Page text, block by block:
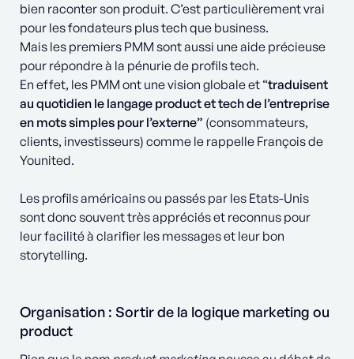
bien raconter son produit. C’est particulièrement vrai
pour les fondateurs plus tech que business.
Mais les premiers PMM sont aussi une aide précieuse
pour répondre à la pénurie de profils tech.
En effet, les PMM ont une vision globale et “traduisent
au quotidien le langage product et tech de l’entreprise
en mots simples pour l’externe” (consommateurs,
clients, investisseurs) comme le rappelle François de
Younited.
Les profils américains ou passés par les Etats-Unis
sont donc souvent très appréciés et reconnus pour
leur facilité à clarifier les messages et leur bon
storytelling.
Organisation : Sortir de la logique marketing ou
product